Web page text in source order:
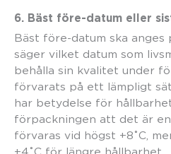
6. Bäst före-datum eller
Bäst före-datum ska
säger vilket datum som
behålla sin kvalitet under
förvarats på ett lämpligt
har betydelse för
förpackningen att det är en
förvaras vid högst +8˚C,
+4˚C för längre hållbarhet.